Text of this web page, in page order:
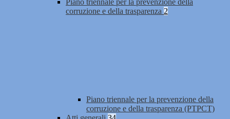
corruzione e della trasparenza 2
Piano triennale per la prevenzione della
corruzione e della trasparenza (PTPCT)